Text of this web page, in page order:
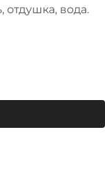
отдушка, вода.